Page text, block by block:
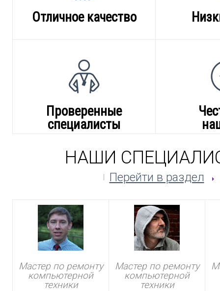
Отличное качество
Проверенные
специалисты
НАШИ
Перейти в раздел
Мастер по ремонту
компьютерной
техники
Мастер по ремонту
компьютерной
техники